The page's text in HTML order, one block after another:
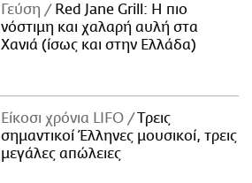
Γεύση
Red Jane Grill: Η πιο
νόστιμη και χαλαρή αυλή στα
Χανιά (ίσως και στην Ελλάδα)
Είκοσι χρόνια LIFO
Tρεις
σημαντικοί Έλληνες μουσικοί, τρεις
μεγάλες απώλειες